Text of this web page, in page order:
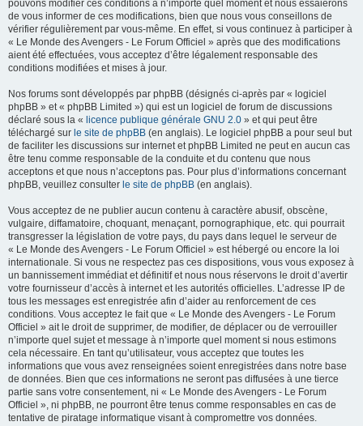
pouvons modifier ces conditions à n’importe quel moment et nous essaierons
de vous informer de ces modifications, bien que nous vous conseillons de
vérifier régulièrement par vous-même. En effet, si vous continuez à participer à
« Le Monde des Avengers - Le Forum Officiel » après que des modifications
aient été effectuées, vous acceptez d’être légalement responsable des
conditions modifiées et mises à jour.
Nos forums sont développés par phpBB (désignés ci-après par « logiciel
phpBB » et « phpBB Limited ») qui est un logiciel de forum de discussions
déclaré sous la « licence publique générale GNU 2.0 » et qui peut être
téléchargé sur le site de phpBB (en anglais). Le logiciel phpBB a pour seul but
de faciliter les discussions sur internet et phpBB Limited ne peut en aucun cas
être tenu comme responsable de la conduite et du contenu que nous
acceptons et que nous n’acceptons pas. Pour plus d’informations concernant
phpBB, veuillez consulter le site de phpBB (en anglais).
Vous acceptez de ne publier aucun contenu à caractère abusif, obscène,
vulgaire, diffamatoire, choquant, menaçant, pornographique, etc. qui pourrait
transgresser la législation de votre pays, du pays dans lequel le serveur de
« Le Monde des Avengers - Le Forum Officiel » est hébergé ou encore la loi
internationale. Si vous ne respectez pas ces dispositions, vous vous exposez à
un bannissement immédiat et définitif et nous nous réservons le droit d’avertir
votre fournisseur d’accès à internet et les autorités officielles. L’adresse IP de
tous les messages est enregistrée afin d’aider au renforcement de ces
conditions. Vous acceptez le fait que « Le Monde des Avengers - Le Forum
Officiel » ait le droit de supprimer, de modifier, de déplacer ou de verrouiller
n’importe quel sujet et message à n’importe quel moment si nous estimons
cela nécessaire. En tant qu’utilisateur, vous acceptez que toutes les
informations que vous avez renseignées soient enregistrées dans notre base
de données. Bien que ces informations ne seront pas diffusées à une tierce
partie sans votre consentement, ni « Le Monde des Avengers - Le Forum
Officiel », ni phpBB, ne pourront être tenus comme responsables en cas de
tentative de piratage informatique visant à compromettre vos données.